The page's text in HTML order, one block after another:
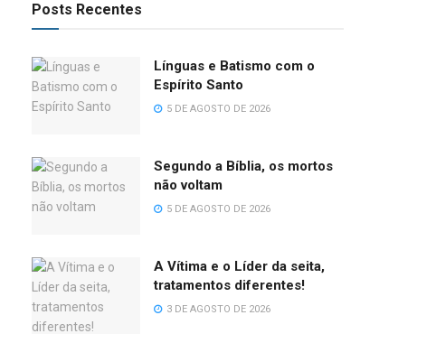
Posts Recentes
Línguas e Batismo com o
Espírito Santo
5 DE AGOSTO DE 2026
Segundo a Bíblia, os mortos
não voltam
5 DE AGOSTO DE 2026
A Vítima e o Líder da seita,
tratamentos diferentes!
3 DE AGOSTO DE 2026